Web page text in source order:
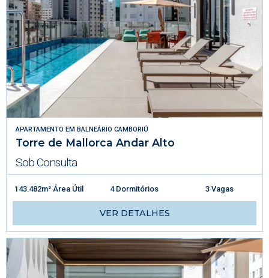
APARTAMENTO EM BALNEÁRIO CAMBORIÚ
Torre de Mallorca Andar Alto
Sob Consulta
143.482m² Área Útil 4 Dormitórios 3 Vagas
VER DETALHES